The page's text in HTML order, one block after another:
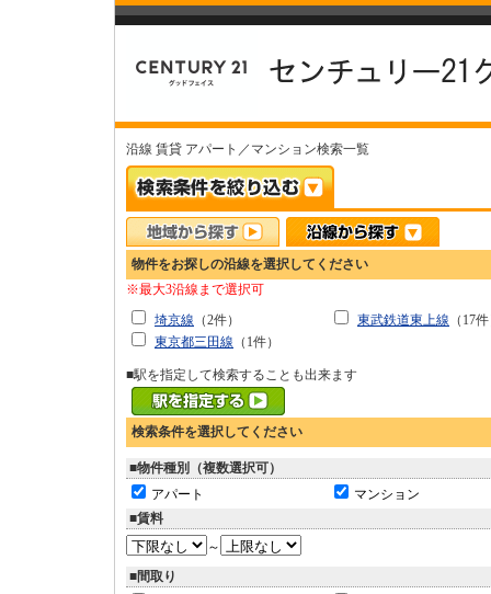
沿線 賃貸 アパート／マンション検索一覧
物件をお探しの沿線を選択してください
※最大3沿線まで選択可
埼京線 （2件） 東武鉄道東上線 （17
東京都三田線 （1件）
■駅を指定して検索することも出来ます
検索条件を選択してください
■物件種別（複数選択可）
アパート
マンション
■賃料
～
■間取り